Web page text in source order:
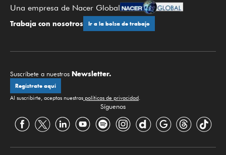
Una empresa de Nacer Global
Trabaja con nosotros Ir a la bolsa de trabajo
Suscríbete a nuestros Newsletter.
Regístrate aquí
Al suscribirte, aceptas nuestras políticas de privacidad
Síguenos